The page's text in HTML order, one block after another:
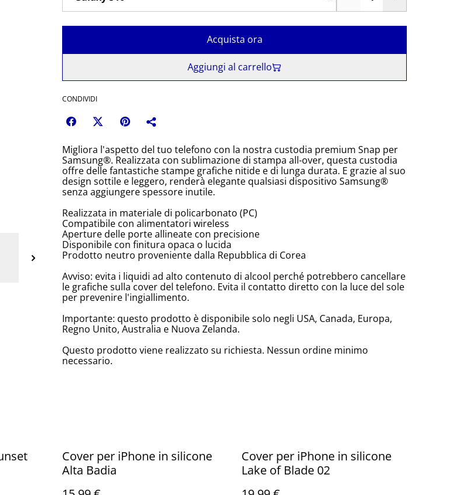
Acquista ora
Aggiungi al carrello
CONDIVIDI
Migliora l'aspetto del tuo telefono con la nostra custodia premium Snap per
Samsung®. Realizzata con sublimazione di stampa all-over, questa custodia
offre delle fantastiche stampe grafiche nitide e di lunga durata. E grazie al suo
design sottile e leggero, renderà elegante qualsiasi dispositivo Samsung®
senza aggiungere spessore inutile.
Realizzata in materiale di policarbonato (PC)
Compatibile con alimentatori wireless
Aperture delle porte allineate con precisione
Disponibile con finitura opaca o lucida
Prodotto neutro proveniente dalla Repubblica di Corea
Avviso: evita i liquidi ad alto contenuto di alcool perché potrebbero cancellare
le grafiche sulla cover del telefono. Evita il contatto diretto con la luce del sole
per prevenire l'ingiallimento.
Importante: questo prodotto è disponibile solo negli USA, Canada, Europa,
Regno Unito, Australia e Nuova Zelanda.
Questo prodotto viene realizzato su richiesta. Nessun ordine minimo
necessario.
Cover per iPhone in silicone
Alta Badia
Cover per iPhone in silicone
Lake of Blade 02